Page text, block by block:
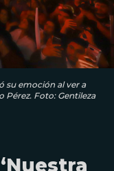
su emoción al ver a
Pérez. Foto: Gentileza